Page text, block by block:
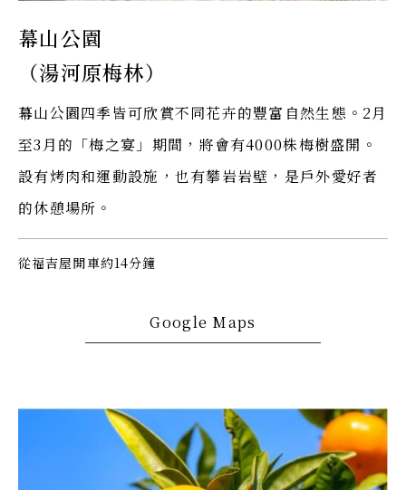
幕山公園
（湯河原梅林）
幕山公園四季皆可欣賞不同花卉的豐富自然生態。2月
至3月的「梅之宴」期間，將會有4000株梅樹盛開。
設有烤肉和運動設施，也有攀岩岩壁，是戶外愛好者
的休憩場所。
從福吉屋開車約14分鐘
Google Maps